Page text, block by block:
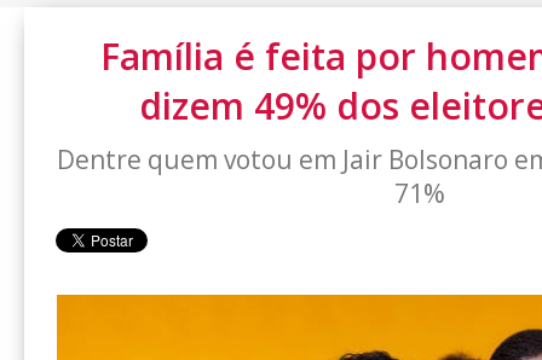
Família é feita por
dizem 49% dos
Dentre quem votou em Jair Bolsonaro
71%